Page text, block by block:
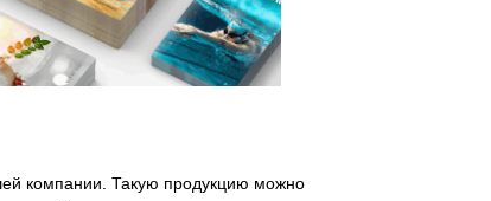
компании. Такую продукцию можно